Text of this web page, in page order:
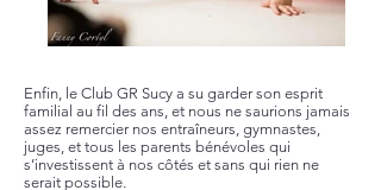
Enfin, le Club GR Sucy a su garder son esprit
familial au fil des ans, et nous ne saurions jamais
assez remercier nos entraîneurs, gymnastes,
juges, et tous les parents bénévoles qui
s’investissent à nos côtés et sans qui rien ne
serait possible.